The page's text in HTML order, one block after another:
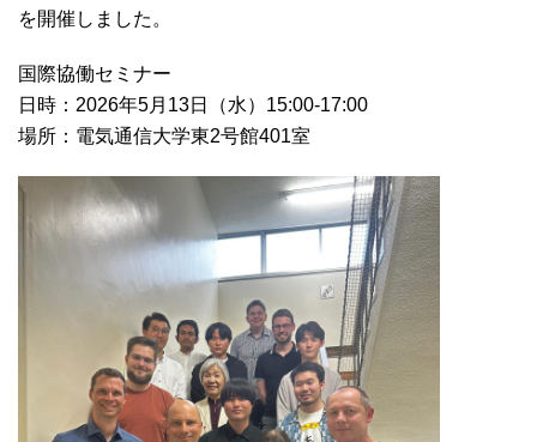
を開催しました。
国際協働セミナー
日時：2026年5月13日（水）15:00-17:00
場所：電気通信大学東2号館401室